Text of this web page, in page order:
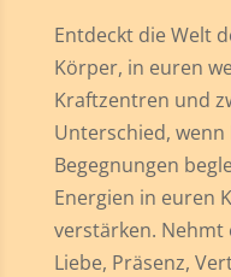
Entdeckt die Welt
Körper, in euren
Kraftzentren und
Unterschied,
Begegnungen
Energien in euren
verstärken. Nehmt
Liebe, Präsenz,